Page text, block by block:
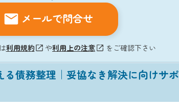
メールで問合せ
利用規約 や利用上の注意 をご確認下さい
る債務整理｜妥協なき解決に向けサポ